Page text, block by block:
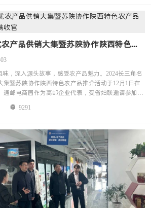
长三角名优农产品供销大集暨苏陕协作陕西特色农产品推介活动圆满收官
味，深入源头故事，感受农产品魅力。2024长三角名
集暨苏陕协作陕西特色农产品推介活动于12月1日在
通邮电商园作为高邮企业代表，受省妇联邀请参加此
 9291